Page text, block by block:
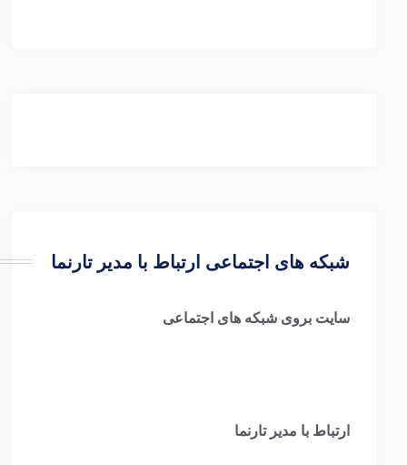
شبکه های اجتماعی ارتباط با مدیر تارنما
سایت بروی شبکه های اجتماعی
ارتباط با مدیر تارنما